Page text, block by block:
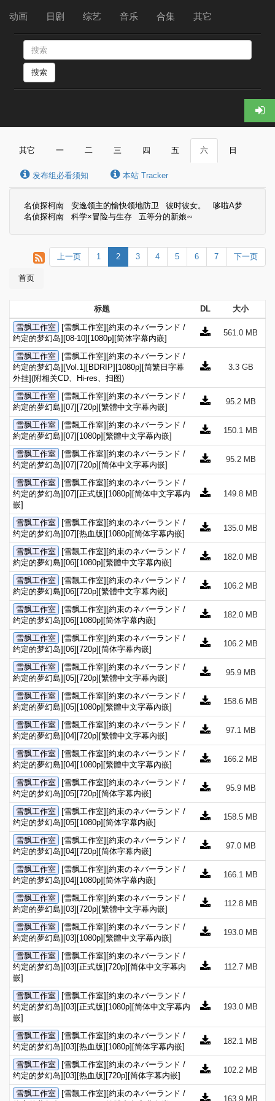
动画 日剧 综艺 音乐 合集 其它
搜索
其它 一 二 三 四 五 六 日
发布组必看须知 本站 Tracker
名侦探柯南 安逸领主的愉快领地防卫 彼时彼女。
哆啦A梦
名侦探柯南
科学×冒险与生存 五等分的新娘∽
上一页 1 2 3 4 5 6 7 下一页
首页
标题 DL
大小
雪飘工作室
[雪飘工作室][約束のネバーランド /
约定的梦幻岛][08-10][1080p][简体字幕内嵌]
561.0 MB
雪飘工作室
[雪飘工作室][約束のネバーランド /
约定的梦幻岛][Vol.1][BDRIP][1080p][简繁日字幕
外挂](附相关CD、Hi-res、扫图)
3.3 GB
雪飘工作室
[雪飄工作室][約束のネバーランド /
約定的夢幻島][07][720p][繁體中文字幕內嵌]
95.2 MB
雪飘工作室
[雪飄工作室][約束のネバーランド /
約定的夢幻島][07][1080p][繁體中文字幕內嵌]
150.1 MB
雪飘工作室
[雪飘工作室][約束のネバーランド /
约定的梦幻岛][07][720p][简体中文字幕内嵌]
95.2 MB
雪飘工作室
[雪飘工作室][約束のネバーランド /
约定的梦幻岛][07][正式版][1080p][简体中文字幕内
嵌]
149.8 MB
雪飘工作室
[雪飘工作室][約束のネバーランド /
约定的梦幻岛][07][热血版][1080p][简体字幕内嵌]
135.0 MB
雪飘工作室
[雪飄工作室][約束のネバーランド /
約定的夢幻島][06][1080p][繁體中文字幕內嵌]
182.0 MB
雪飘工作室
[雪飄工作室][約束のネバーランド /
約定的夢幻島][06][720p][繁體中文字幕內嵌]
106.2 MB
雪飘工作室
[雪飘工作室][約束のネバーランド /
约定的梦幻岛][06][1080p][简体字幕内嵌]
182.0 MB
雪飘工作室
[雪飘工作室][約束のネバーランド /
约定的梦幻岛][06][720p][简体字幕内嵌]
106.2 MB
雪飘工作室
[雪飄工作室][約束のネバーランド /
約定的夢幻島][05][720p][繁體中文字幕內嵌]
95.9 MB
雪飘工作室
[雪飄工作室][約束のネバーランド /
約定的夢幻島][05][1080p][繁體中文字幕內嵌]
158.6 MB
雪飘工作室
[雪飄工作室][約束のネバーランド /
約定的夢幻島][04][720p][繁體中文字幕內嵌]
97.1 MB
雪飘工作室
[雪飄工作室][約束のネバーランド /
約定的夢幻島][04][1080p][繁體中文字幕內嵌]
166.2 MB
雪飘工作室
[雪飘工作室][約束のネバーランド /
约定的梦幻岛][05][720p][简体字幕内嵌]
95.9 MB
雪飘工作室
[雪飘工作室][約束のネバーランド /
约定的梦幻岛][05][1080p][简体字幕内嵌]
158.5 MB
雪飘工作室
[雪飘工作室][約束のネバーランド /
约定的梦幻岛][04][720p][简体字幕内嵌]
97.0 MB
雪飘工作室
[雪飘工作室][約束のネバーランド /
约定的梦幻岛][04][1080p][简体字幕内嵌]
166.1 MB
雪飘工作室
[雪飄工作室][約束のネバーランド /
約定的夢幻島][03][720p][繁體中文字幕內嵌]
112.8 MB
雪飘工作室
[雪飄工作室][約束のネバーランド /
約定的夢幻島][03][1080p][繁體中文字幕內嵌]
193.0 MB
雪飘工作室
[雪飘工作室][約束のネバーランド /
约定的梦幻岛][03][正式版][720p][简体中文字幕内
嵌]
112.7 MB
雪飘工作室
[雪飘工作室][約束のネバーランド /
约定的梦幻岛][03][正式版][1080p][简体中文字幕内
嵌]
193.0 MB
雪飘工作室
[雪飘工作室][約束のネバーランド /
约定的梦幻岛][03][热血版][1080p][简体字幕内嵌]
182.1 MB
雪飘工作室
[雪飘工作室][約束のネバーランド /
约定的梦幻岛][03][热血版][720p][简体字幕内嵌]
102.2 MB
雪飘工作室
[雪飄工作室][約束のネバーランド /
163.9 MB